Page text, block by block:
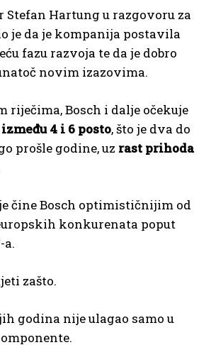
Hartung u razgovoru za
je da je kompanija postavila
fazu razvoja te da je dobro
novim izazovima.
riječima, Bosch i dalje očekuje
4 i 6 posto, što je dva do
prošle godine, uz rast prihoda
čine Bosch optimističnijim od
konkurenata poput
a.
zašto.
godina nije ulagao samo u